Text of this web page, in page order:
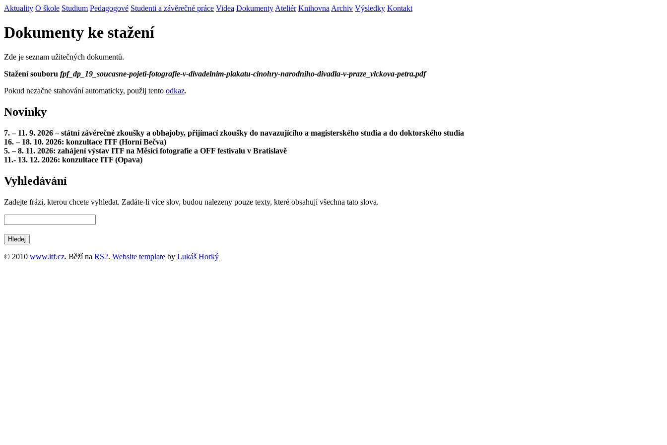
Aktuality O škole Studium Pedagogové Studenti a závěrečné práce Videa Dokumenty Ateliér Knihovna Archiv Výsledky Kontakt
Dokumenty ke stažení
Zde je seznam užitečných dokumentů.
Stažení souboru fpf_dp_19_soucasne-pojeti-fotografie-v-divadelnim-plakatu-cinohry-narodniho-divadla-v-praze_vlckova-petra.pdf
Pokud nezačne stahování automaticky, použij tento odkaz.
Novinky
7. – 11. 9. 2026 – státní závěrečné zkoušky a obhajoby, přijímací zkoušky do navazujícího a magisterského studia a do doktorského studia
16. – 18. 10. 2026: konzultace ITF (Horní Bečva)
5. – 8. 11. 2026: zahájení výstav ITF na Měsíci fotografie a OFF festivalu v Bratislavě
11.- 13. 12. 2026: konzultace ITF (Opava)
Vyhledávání
Zadejte frázi, kterou chcete vyhledat. Zadáte-li více slov, budou nalezeny pouze texty, které obsahují všechna tato slova.
© 2010 www.itf.cz. Běží na RS2. Website template by Lukáš Horký